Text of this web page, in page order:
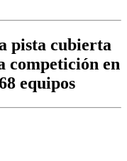
pista cubierta
competición en
equipos